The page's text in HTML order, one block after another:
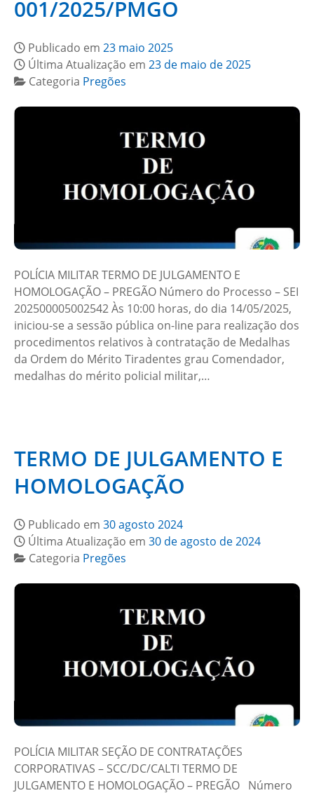
001/2025/PMGO
Publicado em 23 maio 2025
Última Atualização em 23 de maio de 2025
Categoria Pregões
POLÍCIA MILITAR TERMO DE JULGAMENTO E
HOMOLOGAÇÃO – PREGÃO Número do Processo – SEI
202500005002542 Às 10:00 horas, do dia 14/05/2025,
iniciou-se a sessão pública on-line para realização dos
procedimentos relativos à contratação de Medalhas
da Ordem do Mérito Tiradentes grau Comendador,
medalhas do mérito policial militar,…
TERMO DE JULGAMENTO E
HOMOLOGAÇÃO
Publicado em 30 agosto 2024
Última Atualização em 30 de agosto de 2024
Categoria Pregões
POLÍCIA MILITAR SEÇÃO DE CONTRATAÇÕES
CORPORATIVAS – SCC/DC/CALTI TERMO DE
JULGAMENTO E HOMOLOGAÇÃO – PREGÃO Número